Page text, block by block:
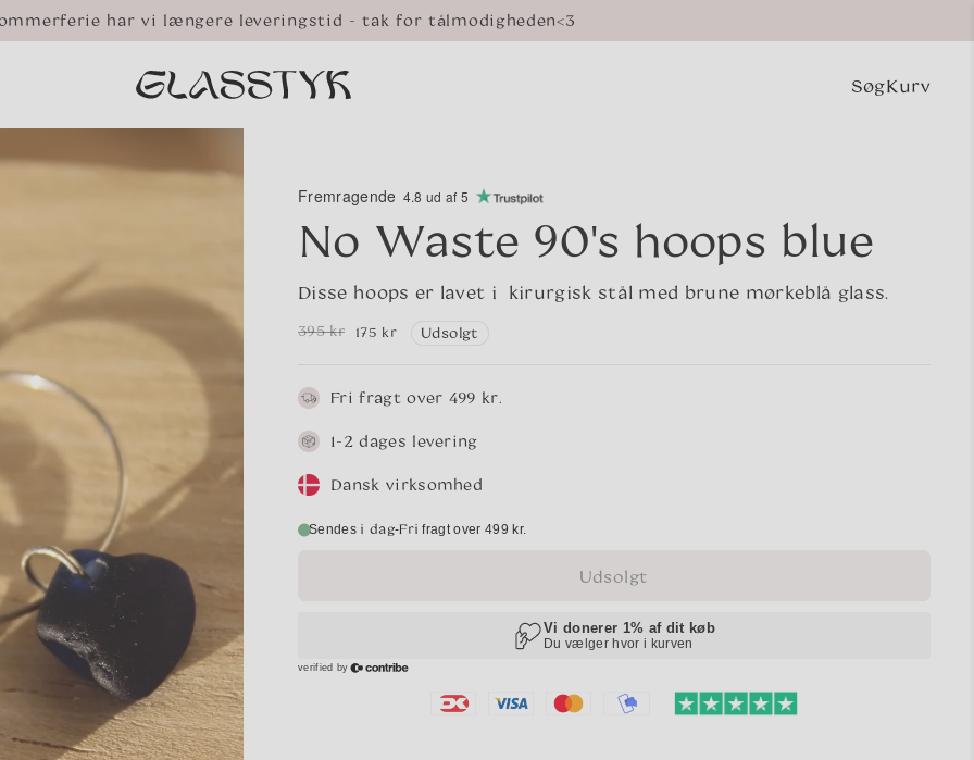
har vi længere leveringstid - tak for tålmodigheden<3
SøgKurv
Fremragende 4.8 ud af 5
No Waste 90's hoops blue
Disse hoops er lavet i kirurgisk stål med brune mørkeblå glass.
Normalpris
395 kr
Udsalgspris175 kr Udsolgt
Fri fragt over 499 kr.
1-2 dages levering
Dansk virksomhed
Sendes i dag-Fri fragt over 499 kr.
Udsolgt